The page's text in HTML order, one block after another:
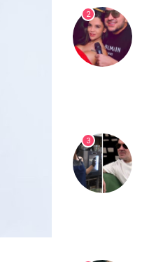
2
3